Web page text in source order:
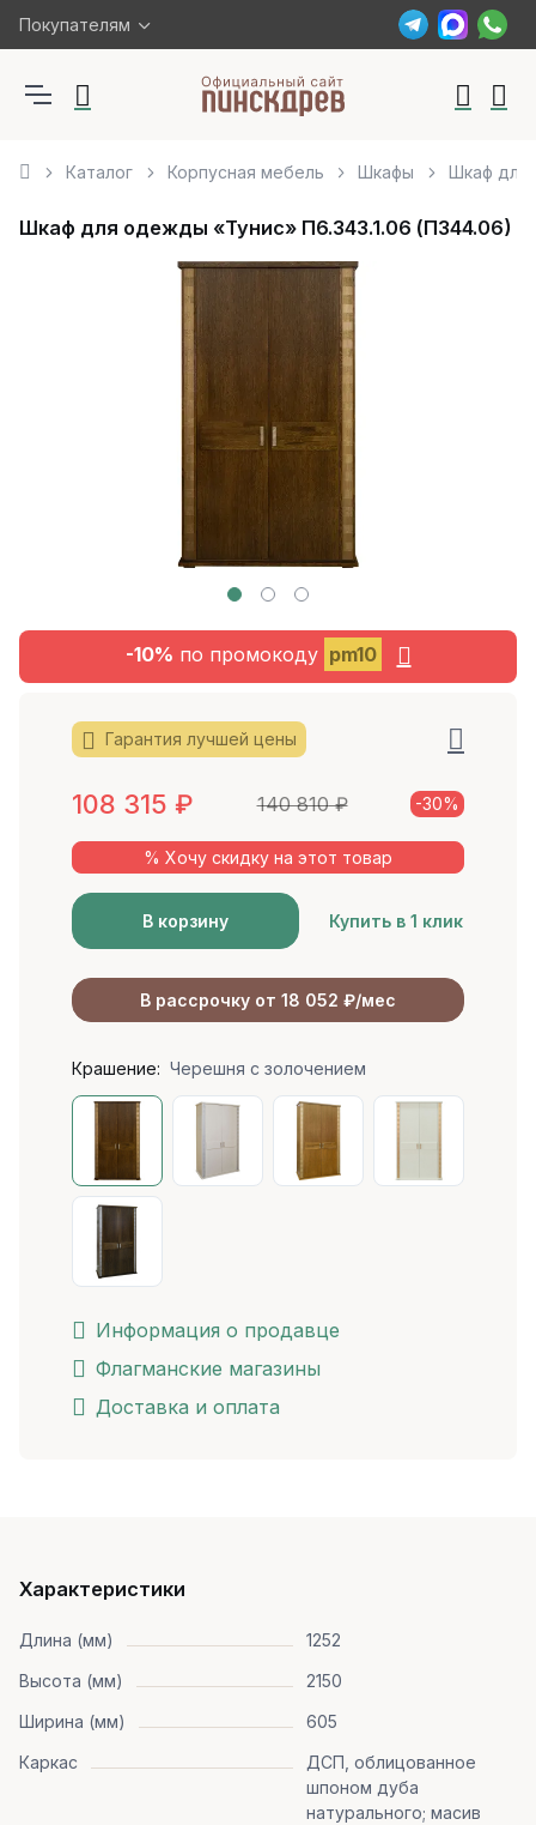
Покупателям
Каталог Корпусная мебель Шкафы Шкаф для
Шкаф для одежды «Тунис» П6.343.1.06 (П344.06)
-10% по промокоду pm10
Гарантия лучшей цены
108 315 ₽ 140 810₽ -30%
% Хочу скидку на этот товар
В корзину Купить в 1 клик
В рассрочку от 18 052 ₽/мес
Крашение: Черешня с золочением
Информация о продавце
Флагманские магазины
Доставка и оплата
Характеристики
Длина (мм)
1252
Высота (мм)
2150
Ширина (мм)
605
Каркас
ДСП, облицованное
шпоном дуба
натурального; масив